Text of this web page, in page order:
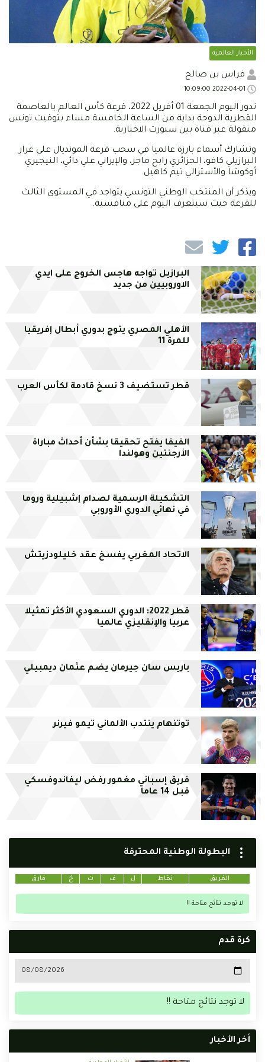
الأخبار العالمية
فراس بن صالح
تدور اليوم الجمعة 01 أفريل 2022، قرعة كأس العالم بالعاصمة
القطرية الدوحة بداية من الساعة الخامسة مساء بتوقيت تونس
منقولة عبر قناة بين سبورت الاخبارية.
وتشارك أسماء بارزة عالميا في سحب قرعة المونديال على غرار
البرازيلي كافو، الجزائري رابح ماجر، والإيراني علي دائي، النيجيري
أوكوشا والأسترالي تيم كاهيل.
ويذكر أن المنتخب الوطني التونسي يتواجد في المستوى الثالث
للقرعة حيث سيتعرف اليوم على منافسيه.
البرازيل تواجه هاجس الخروج على ايدي
الاوروبيين من جديد
الأهلي المصري يتوج بدوري أبطال إفريقيا
للمرة 11
قطر تستضيف 3 نسخ قادمة لكأس العرب
الفيفا يفتح تحقيقا بشأن أحداث مباراة
الأرجنتين وهولندا
التشكيلة الرسمية لصدام إشبيلية وروما
في نهائي الدوري الأوروبي
الاتحاد المغربي يفسخ عقد خليلودزيتش
قطر 2022: الدوري السعودي الأكثر تمثيلا
عربيا والإنقليزي عالميا
باريس سان جيرمان يضم عثمان ديمبيلي
توتنهام ينتدب الألماني تيمو فيرنر
فريق إسباني مغمور رفض ليفاندوفسكي
قبل 14 عاما
البطولة الوطنية المحترفة
الفريق نقاط ل ف ت خ فارق
لا توجد نتائج متاحة !!
كرة قدم
لا توجد نتائج متاحة !!
أخر الأخبار